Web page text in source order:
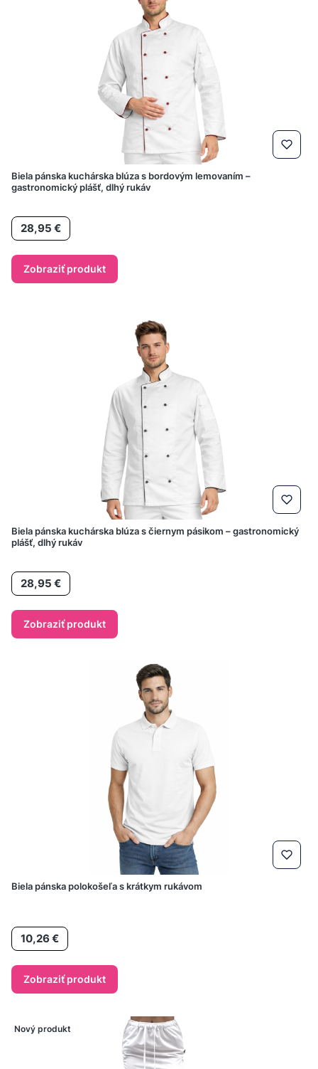
Biela pánska kuchárska blúza s bordovým lemovaním –
gastronomický plášť, dlhý rukáv
Cena
28,95 €
Zobraziť produkt
Biela pánska kuchárska blúza s čiernym pásikom – gastronomický
plášť, dlhý rukáv
Cena
28,95 €
Zobraziť produkt
Biela pánska polokošeľa s krátkym rukávom
Cena
10,26 €
Zobraziť produkt
Nový produkt